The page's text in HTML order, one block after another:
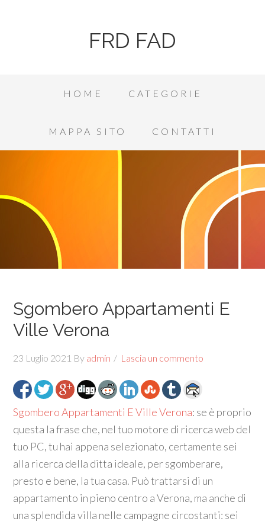
FRD FAD
HOME CATEGORIE
MAPPA SITO CONTATTI
Sgombero Appartamenti E
Ville Verona
23 Luglio 2021 By admin Lascia un commento
Sgombero Appartamenti E Ville Verona: se è proprio
questa la frase che, nel tuo motore di ricerca web del
tuo PC, tu hai appena selezionato, certamente sei
alla ricerca della ditta ideale, per sgomberare,
presto e bene, la tua casa. Può trattarsi di un
appartamento in pieno centro a Verona, ma anche di
una splendida villa nelle campagne circostanti: sei